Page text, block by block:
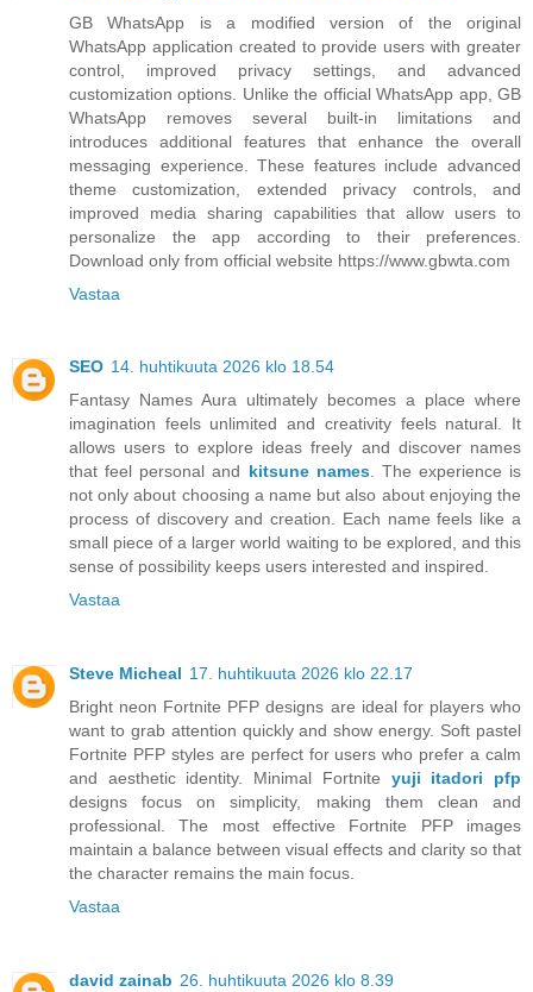
GB WhatsApp is a modified version of the original
WhatsApp application created to provide users with greater
control, improved privacy settings, and advanced
customization options. Unlike the official WhatsApp app, GB
WhatsApp removes several built‑in limitations and
introduces additional features that enhance the overall
messaging experience. These features include advanced
theme customization, extended privacy controls, and
improved media sharing capabilities that allow users to
personalize the app according to their preferences.
Download only from official website https://www.gbwta.com
Vastaa
SEO 14. huhtikuuta 2026 klo 18.54
Fantasy Names Aura ultimately becomes a place where
imagination feels unlimited and creativity feels natural. It
allows users to explore ideas freely and discover names
that feel personal and kitsune names. The experience is
not only about choosing a name but also about enjoying the
process of discovery and creation. Each name feels like a
small piece of a larger world waiting to be explored, and this
sense of possibility keeps users interested and inspired.
Vastaa
Steve Micheal 17. huhtikuuta 2026 klo 22.17
Bright neon Fortnite PFP designs are ideal for players who
want to grab attention quickly and show energy. Soft pastel
Fortnite PFP styles are perfect for users who prefer a calm
and aesthetic identity. Minimal Fortnite yuji itadori pfp
designs focus on simplicity, making them clean and
professional. The most effective Fortnite PFP images
maintain a balance between visual effects and clarity so that
the character remains the main focus.
Vastaa
david zainab 26. huhtikuuta 2026 klo 8.39